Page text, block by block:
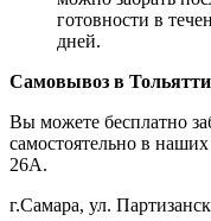
готовности в
дней.
Самовывоз в Тольятти
Вы можете бесплатно
самостоятельно в наших
26А.
г.Самара, ул.